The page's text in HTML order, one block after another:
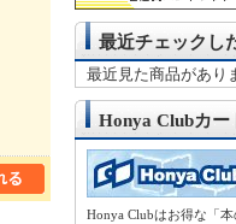
最近チェックし
最近見た商品があり
Honya Clubカー
Honya Clubはお得な「